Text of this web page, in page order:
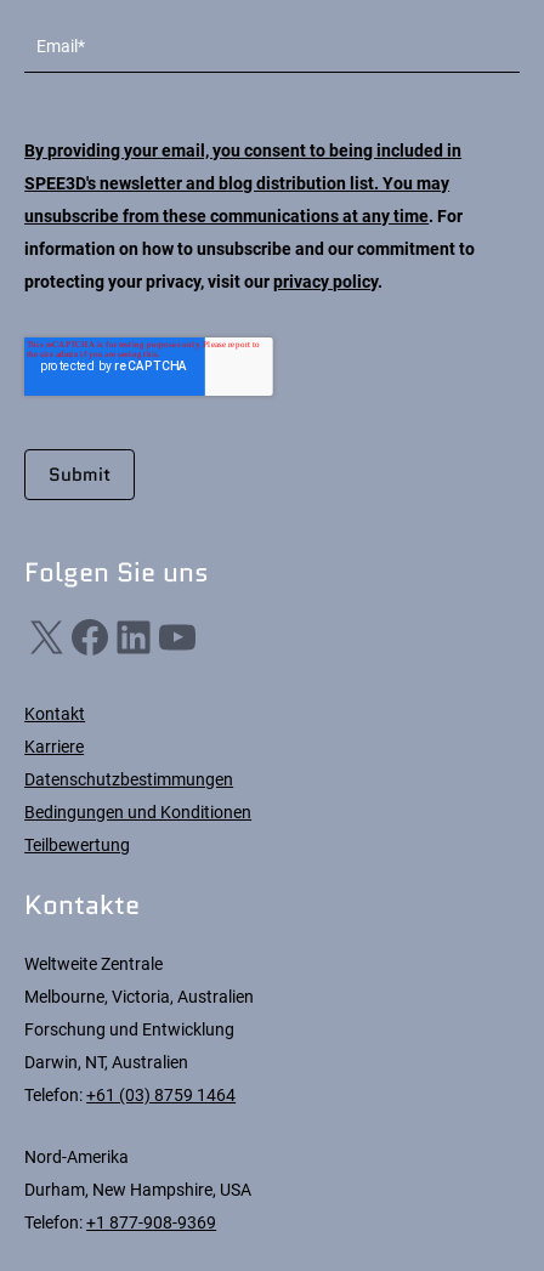
By providing your email, you consent to being included in
SPEE3D's newsletter and blog distribution list. You may
unsubscribe from these communications at any time. For
information on how to unsubscribe and our commitment to
protecting your privacy, visit ourprivacy policy.
Folgen Sie uns
X Facebook LinkedIn YouTube
Kontakt
Karriere
Datenschutzbestimmungen
Bedingungen und Konditionen
Teilbewertung
Kontakte
Weltweite Zentrale
Melbourne, Victoria, Australien
Forschung und Entwicklung
Darwin, NT, Australien
Telefon:+61 (03) 8759 1464
Nord-Amerika
Durham, New Hampshire, USA
Telefon:+1 877-908-9369